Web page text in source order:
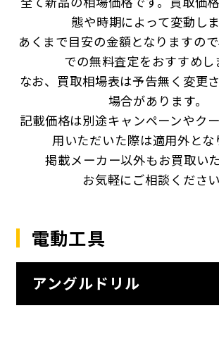
態や時期によって変動しま
あくまで目安の金額となりますの
での無料査定をおすすめし
なお、買取相場表は予告無く変更
場合があります。
記載価格は別途キャンペーンやク
用いただいた際は適用外とな
掲載メーカー以外もお買取いた
お気軽にご相談ください
電動工具
アングルドリル